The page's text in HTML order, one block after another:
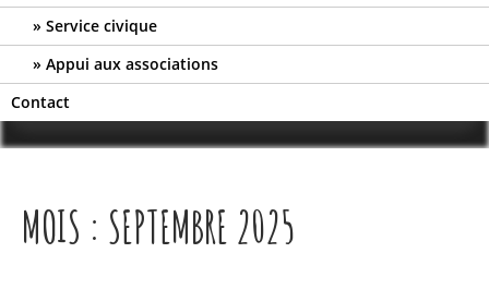
Service civique
Appui aux associations
Contact
MOIS : SEPTEMBRE 2025